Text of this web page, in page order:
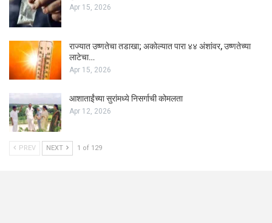
Apr 15, 2026
राज्यात उष्णतेचा तडाखा; अकोल्यात पारा ४४ अंशांवर, उष्णतेच्या
लाटेचा…
Apr 15, 2026
आशाताईंच्या सुरांमध्ये निसर्गाची कोमलता
Apr 12, 2026
PREV NEXT 1 of 129